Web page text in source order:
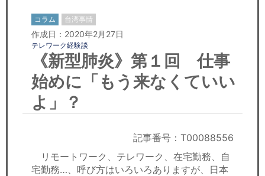
日本人にPR
コンサルティング
リサーチ
セミナー
労務顧問
コラム 台湾事情
作成日：2020年2月27日
テレワーク経験談
《新型肺炎》第１回 仕事
始めに「もう来なくていい
よ」？
記事番号：T00088556
リモートワーク、テレワーク、在宅勤務、自
宅勤務…、呼び方はいろいろありますが、日本